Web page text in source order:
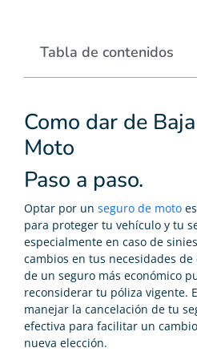
Como dar de
Moto
Paso a paso.
Optar por un seguro de moto
para proteger tu vehículo y tu
especialmente en caso de
cambios en tus necesidades
de un seguro más económico
reconsiderar tu póliza vigente.
manejar la cancelación de tu
efectiva para facilitar un
nueva elección.
Tabla de contenidos